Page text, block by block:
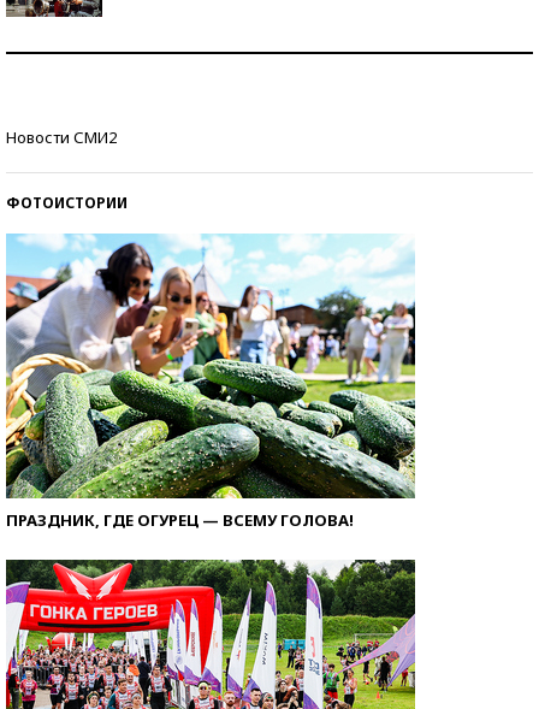
Новости СМИ2
ФОТОИСТОРИИ
ПРАЗДНИК, ГДЕ ОГУРЕЦ — ВСЕМУ ГОЛОВА!